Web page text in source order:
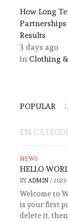
​How Long
Partnerships
Results
3 days ago
in Clothing
POPULAR
EM
NEWS
HELLO
BY ADMIN /
Welcome to
is your first
delete it,